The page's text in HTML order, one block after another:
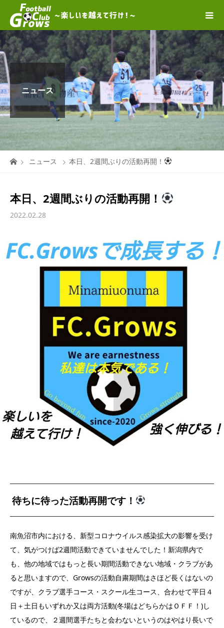
ニュース
ニュース 本日、2週間ぶりの活動再開！
本日、2週間ぶりの活動再開！
2022.02.28
待ちに待った活動再開です！
南魚沼市内における、新型コロナウイルス感染拡大の影響を受け
て、気がつけば2週間活動できていませんでした！新潟県内で
も、他の地域ではもっと長い期間活動できない地域・クラブがあ
ると思いますので、Growsの活動自粛期間はさほど長くはないの
ですが、クラブ選手コース・スクール生コース、合わせて平日４
日＋土日もいずれか又は両方活動(冬場はどちらかはＯＦＦ！)し
ているので、２週間選手たちと会わないというのはやはり長いで